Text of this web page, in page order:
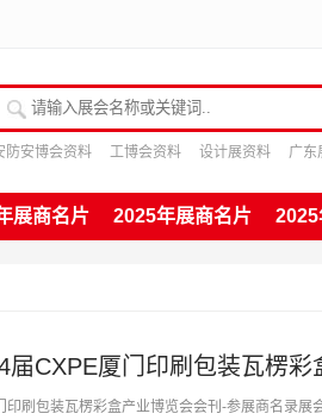
请输入展会名称或关键词
防安博会资料 工博会资料 设计展资料 广东
展商名片 2025年展商名片 2025
刷包装瓦楞彩盒产业博览会会刊-参展商名录展